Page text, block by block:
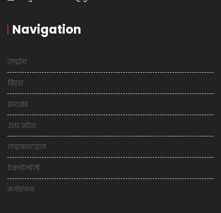
Navigation
राष्ट्रीय
बिहार
झारखंड
उत्तर प्रदेश
लाइफस्टाइल
टेक्नोलॉजी
मनोरंजन